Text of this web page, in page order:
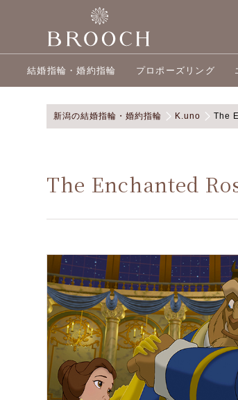
結婚指輪・婚約指輪 プロポーズリング
新潟の結婚指輪・婚約指輪 K.uno The
The Enchanted